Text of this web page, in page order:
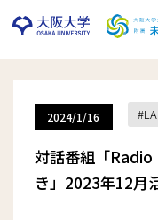
2024/1/16
対話番組「Radio
き」2023年12月